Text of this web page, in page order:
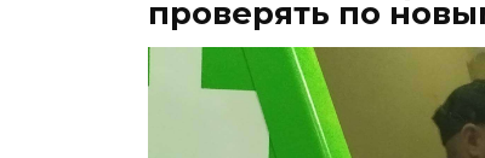
проверять по